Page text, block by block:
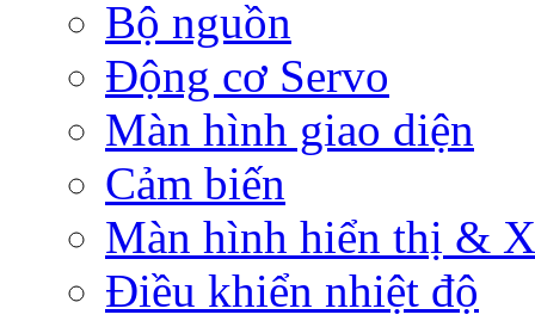
Bộ nguồn
Động cơ Servo
Màn hình giao diện
Cảm biến
Màn hình hiển thị &
Điều khiển nhiệt độ